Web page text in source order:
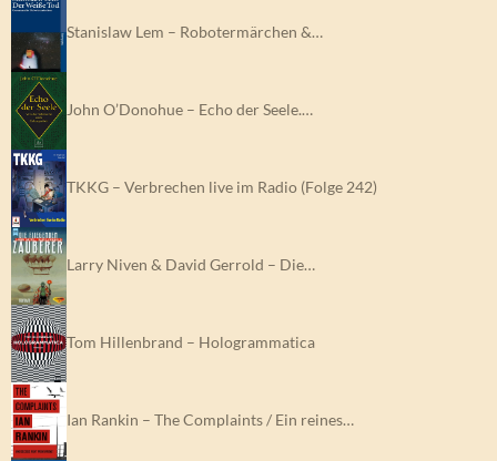
Stanislaw Lem – Robotermärchen &…
John O’Donohue – Echo der Seele.…
TKKG – Verbrechen live im Radio (Folge 242)
Larry Niven & David Gerrold – Die…
Tom Hillenbrand – Hologrammatica
Ian Rankin – The Complaints / Ein reines…